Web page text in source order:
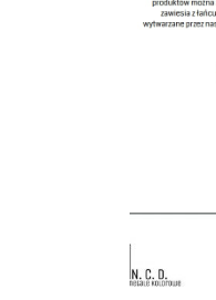
Kultura i sztuka
Regionalne